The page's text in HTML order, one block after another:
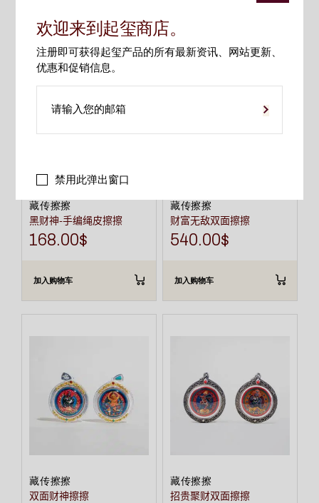
藏传擦擦
黑财神-手编绳皮擦擦
168.00$
加入购物车
藏传擦擦
财富无敌双面擦擦
540.00$
加入购物车
藏传擦擦
双面财神擦擦
藏传擦擦
招贵聚财双面擦擦
欢迎来到起玺商店。
注册即可获得起玺产品的所有最新资讯、网站更新、
优惠和促销信息。
禁用此弹出窗口